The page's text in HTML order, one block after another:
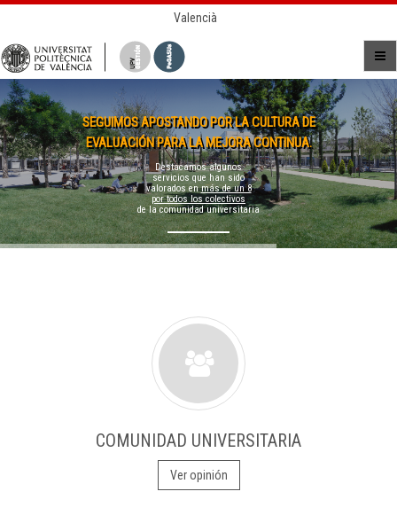
Valencià
SEGUIMOS APOSTANDO POR LA CULTURA DE
EVALUACIÓN PARA LA MEJORA CONTINUA.
Destacamos algunos
servicios que han sido
valorados enmás de un 8
por todos los colectivos
de la comunidad universitaria
COMUNIDAD UNIVERSITARIA
Ver opinión